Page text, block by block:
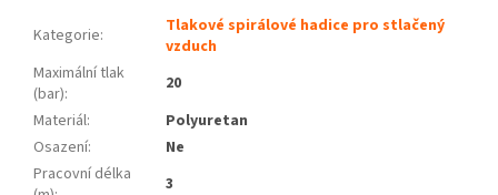
Kategorie:
Tlakové spirálové hadice pro stlačený
vzduch
Maximální tlak
(bar):
20
Materiál:
Polyuretan
Osazení:
Ne
Pracovní délka
3